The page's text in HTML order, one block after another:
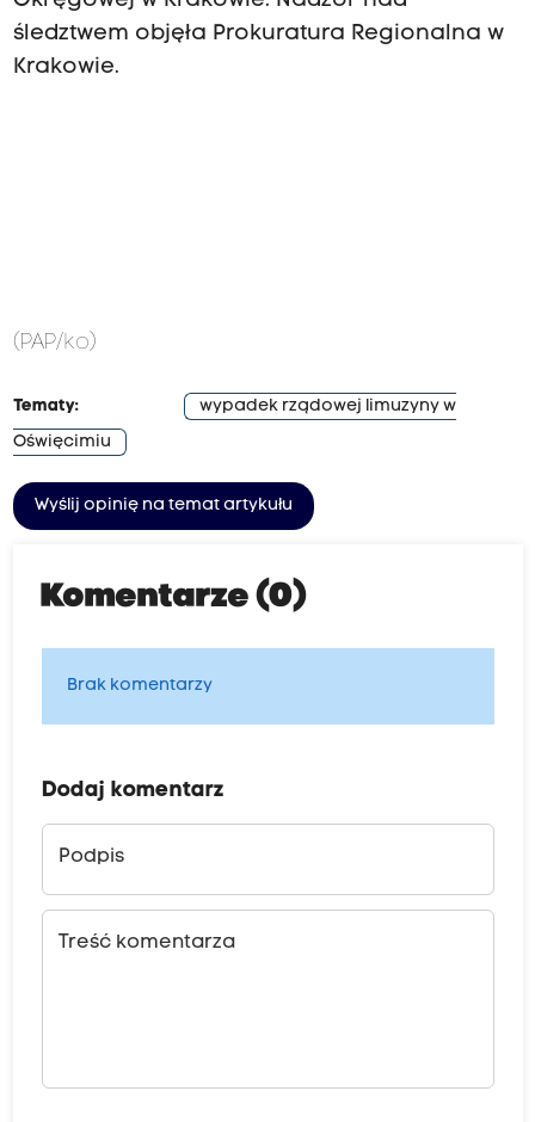
śledztwem objęła Prokuratura Regionalna w
Krakowie.
(PAP/ko)
Tematy:
wypadek rządowej limuzyny w
Oświęcimiu
Wyślij opinię na temat artykułu
Komentarze (0)
Brak komentarzy
Dodaj komentarz
Podpis
Treść komentarza